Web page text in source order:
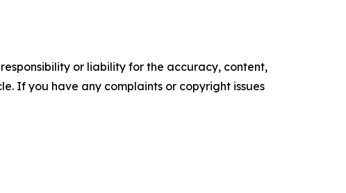
or liability for the accuracy, content,
If you have any complaints or copyright issues